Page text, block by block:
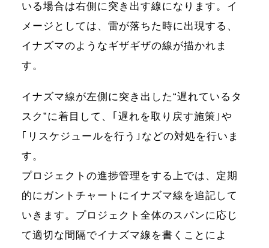
いる場合は右側に突き出す線になります。イ
メージとしては、雷が落ちた時に出現する、
イナズマのようなギザギザの線が描かれま
す。
イナズマ線が左側に突き出した“遅れているタ
スク”に着目して、｢遅れを取り戻す施策｣や
｢リスケジュールを行う｣などの対処を行いま
す。
プロジェクトの進捗管理をする上では、定期
的にガントチャートにイナズマ線を追記して
いきます。プロジェクト全体のスパンに応じ
て適切な間隔でイナズマ線を書くことによ